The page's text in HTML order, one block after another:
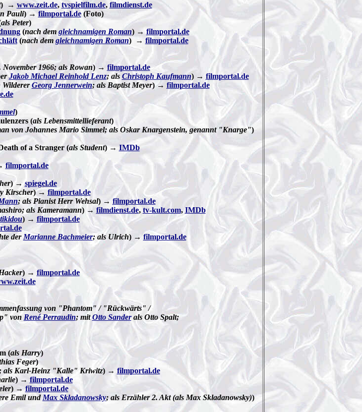
) → www.zeit.de, tvspielfilm.de, filmdienst.de
Pauli) → filmportal.de(Foto)
als Peter)
(nach dem gleichnamigen Roman) → filmportal.de
(nach dem gleichnamigen Roman) → filmportal.de
1966; als Rowan) → filmportal.de
Jakob Michael Reinhold Lenz; als Christoph Kaufmann) → filmportal.de
WildererGeorg Jennerwein; als Baptist Meyer) → filmportal.de
)
(als Lebensmittellieferant)
von Johannes Mario Simmel; als Oskar Knargenstein, genannt "Knarge")
of a Stranger (als Student) →IMDb
filmportal.de
) → spiegel.de
Kirscher) → filmportal.de
; als Pianist Herr Wehsal) → filmportal.de
als Kameramann) → filmdienst.de, tv-kult.com,IMDb
) → filmportal.de
der Marianne Bachmeier; als Ulrich) →filmportal.de
) → filmportal.de
von "Phantom" / "Rückwärts" /
von René Perraudin; mitOtto Sanderals Otto Spalt;
(als Harry)
Feger)
als Karl-Heinz "Kalle" Kriwitz) → filmportal.de
) → filmportal.de
) →filmportal.de
Emil und Max Skladanowsky; als Erzähler 2. Akt (als Max Skladanowsky))